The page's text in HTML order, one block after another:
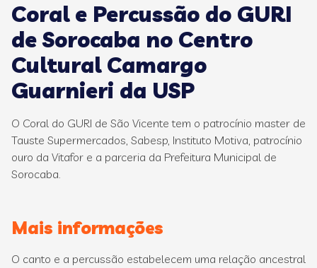
Coral e Percussão do GURI
de Sorocaba no Centro
Cultural Camargo
Guarnieri da USP
O Coral do GURI de São Vicente tem o patrocínio master de
Tauste Supermercados, Sabesp, Instituto Motiva, patrocínio
ouro da Vitafor e a parceria da Prefeitura Municipal de
Sorocaba.
Mais informações
O canto e a percussão estabelecem uma relação ancestral